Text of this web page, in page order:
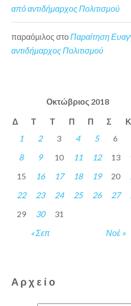
από αντιδήμαρχος Πολιτισμού
παραόμιλος στοΠαραίτηση
αντιδήμαρχος Πολιτισμού
Οκτώβριος 2018
Δ Τ Τ Π Π Σ Κ
« Σεπ Νοέ »
1 2 3 4 5 6
8
9 10 11 12 13
15
16 17 18 19 20
22
23 24 25 26 27
29
30 31
Αρχείο